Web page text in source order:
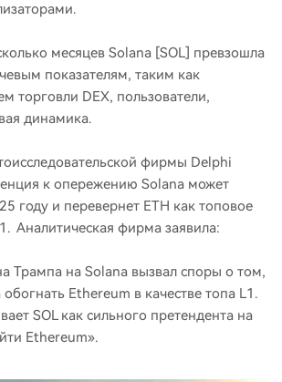
месяцев Solana [SOL] превзошла
показателям, таким как
торговли DEX, пользователи,
динамика.
фирмы Delphi
к опережению Solana может
году и перевернет ETH как топовое
Аналитическая фирма заявила:
Трампа на Solana вызвал споры о том,
Ethereum в качестве топа L1.
SOL как сильного претендента на
Ethereum».